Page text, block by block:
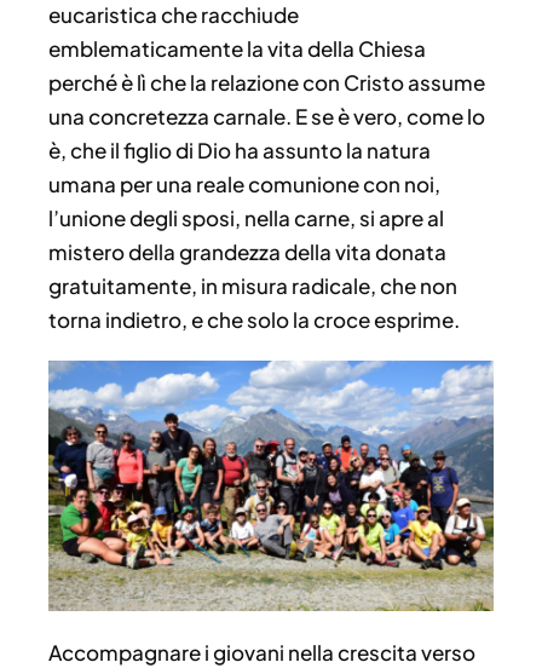
eucaristica che racchiude
emblematicamente la vita della Chiesa
perché è lì che la relazione con Cristo assume
una concretezza carnale. E se è vero, come lo
è, che il figlio di Dio ha assunto la natura
umana per una reale comunione con noi,
l’unione degli sposi, nella carne, si apre al
mistero della grandezza della vita donata
gratuitamente, in misura radicale, che non
torna indietro, e che solo la croce esprime.
Accompagnare i giovani nella crescita verso